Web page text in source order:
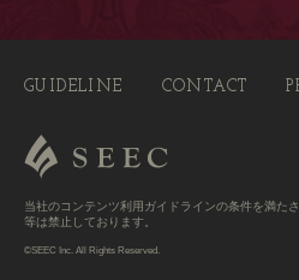
GUIDELINE CONTACT
当社のコンテンツ利用ガイドラインの条件を満た
等は禁止しております。
©SEEC Inc. All Rights Reserved.